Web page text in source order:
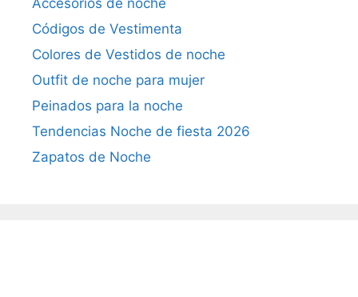
Accesorios de noche
Códigos de Vestimenta
Colores de Vestidos de noche
Outfit de noche para mujer
Peinados para la noche
Tendencias Noche de fiesta 2026
Zapatos de Noche